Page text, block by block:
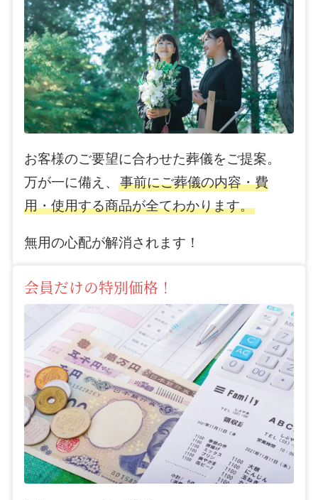
お客様のご要望に合わせた葬儀をご提案。
万が一に備え、事前にご葬儀の内容・費
用・使用する商品が全てわかります。
無用の心配が解消されます！
会員だけの特別価格！